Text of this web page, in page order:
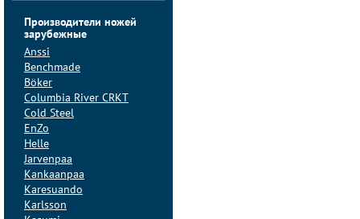
Производители ножей
зарубежные
Anssi
Benchmade
Böker
Columbia River CRKT
Cold Steel
EnZo
Helle
Jarvenpaa
Kankaanpaa
Karesuando
Karlsson